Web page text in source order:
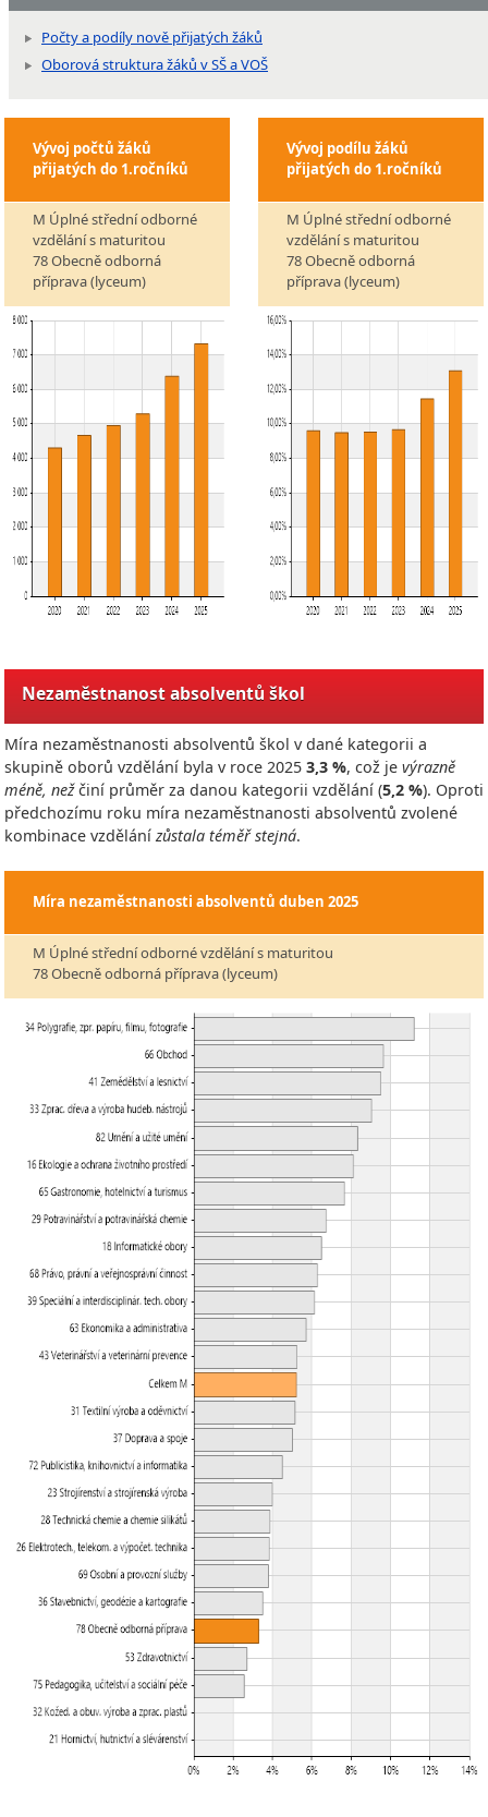
Počty a podíly nově přijatých žáků
Oborová struktura žáků v SŠ a VOŠ
Vývoj počtů žáků
přijatých do 1.ročníků
M Úplné střední odborné
vzdělání s maturitou
78 Obecně odborná
příprava (lyceum)
Vývoj podílu žáků
přijatých do 1.ročníků
M Úplné střední odborné
vzdělání s maturitou
78 Obecně odborná
příprava (lyceum)
Nezaměstnanost absolventů škol
Míra nezaměstnanosti absolventů škol v dané kategorii a
skupině oborů vzdělání byla v roce 2025 3,3 %, což je výrazně
méně, nežčiní průměr za danou kategorii vzdělání (5,2 %). Oproti
předchozímu roku míra nezaměstnanosti absolventů zvolené
kombinace vzdělánízůstala téměř stejná.
Míra nezaměstnanosti absolventů duben 2025
M Úplné střední odborné vzdělání s maturitou
78 Obecně odborná příprava (lyceum)